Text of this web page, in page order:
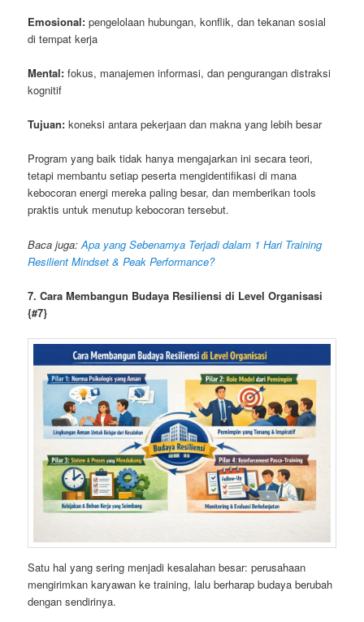
Emosional: pengelolaan hubungan, konflik, dan tekanan sosial
di tempat kerja
Mental: fokus, manajemen informasi, dan pengurangan distraksi
kognitif
Tujuan: koneksi antara pekerjaan dan makna yang lebih besar
Program yang baik tidak hanya mengajarkan ini secara teori,
tetapi membantu setiap peserta mengidentifikasi di mana
kebocoran energi mereka paling besar, dan memberikan tools
praktis untuk menutup kebocoran tersebut.
Baca juga:Apa yang Sebenarnya Terjadi dalam 1 Hari Training
Resilient Mindset & Peak Performance?
7. Cara Membangun Budaya Resiliensi di Level Organisasi
{#7}
Satu hal yang sering menjadi kesalahan besar: perusahaan
mengirimkan karyawan ke training, lalu berharap budaya berubah
dengan sendirinya.